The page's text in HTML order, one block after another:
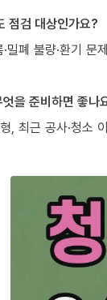
점검 대상인가요?
밀폐 불량·환기 문
을 준비하면 좋나
, 최근 공사·청소